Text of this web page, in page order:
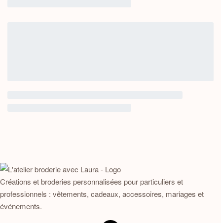
Créations et broderies personnalisées pour particuliers et
professionnels : vêtements, cadeaux, accessoires, mariages et
événements.